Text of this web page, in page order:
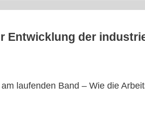
Entwicklung der
laufenden Band – Wie die